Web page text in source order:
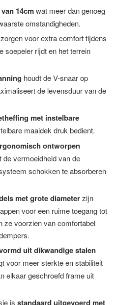
14cmwat meer dan genoeg
omstandigheden.
zorgen voor extra comfort tijdens
soepeler rijdt en het terrein
houdt de V-snaar op
de levensduur van de
met instelbare
maaidek druk bedient.
ontworpen
de vermoeidheid van de
schokken te absorberen
met grote diameterzijn
voor een ruime toegang tot
ze voorzien van comfortabel
uit dikwandige stalen
voor meer sterkte en stabiliteit
elkaar geschroefd frame uit
is standaard uitgevoerd met